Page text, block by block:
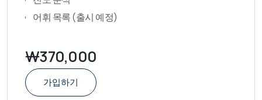
어휘 목록 (출시 예정)
₩370,000
가입하기